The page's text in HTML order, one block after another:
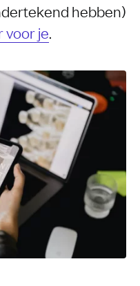
hebben)
voor je.